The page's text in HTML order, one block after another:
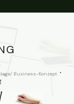
Business-Konzept